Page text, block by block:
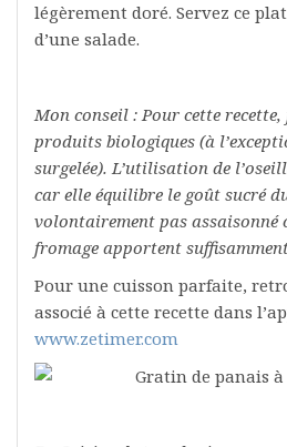
légèrement doré. Servez ce
d’une salade.
Mon conseil : Pour cette
produits biologiques (à
surgelée). L’utilisation de
car elle équilibre le goût sucré
volontairement pas assaisonné
fromage apportent
Pour une cuisson parfaite,
associé à cette recette dans
www.zetimer.com